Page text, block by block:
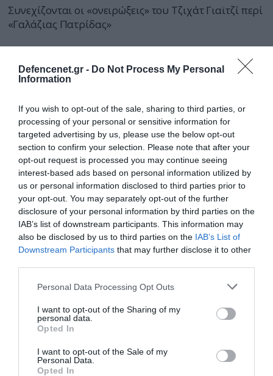
Defencenet.gr - Do Not Process My Personal
Information
If you wish to opt-out of the sale, sharing to third parties, or
processing of your personal or sensitive information for
targeted advertising by us, please use the below opt-out
section to confirm your selection. Please note that after your
opt-out request is processed you may continue seeing
interest-based ads based on personal information utilized by
us or personal information disclosed to third parties prior to
your opt-out. You may separately opt-out of the further
disclosure of your personal information by third parties on the
IAB’s list of downstream participants. This information may
also be disclosed by us to third parties on the IAB’s List of
Downstream Participants that may further disclose it to other
Please note that this website/app uses one or more Google
not limited to your visit or usage behaviour. You may click to
grant or deny consent to Google and its third-party tags to
use your data for below specified purposes in below Google
consent section.
Personal Data Processing Opt Outs
I want to opt-out of the Sharing of my
personal data.
Opted In
I want to opt-out of the Sale of my
Personal Data.
Opted In
Συνεχίζονται οι «ονειρώξεις» του Τζιχάτ Γιαϊτζί περί
«Γαλάζιας Πατρίδας»
10.01.2025 | 21:47
Μιντιακό παραλήρημα των Τούρκων: Η
άσκηση «Γαλάζια Πατρίδα» καταλήγει στο
σενάριο απόβασης σε ελληνικό νησί!
Οι Τούρκοι δημοσιογράφοι σε ρόλο κειμενογράφων...
έχουν ετοιμάσει ήδη αυτά που θα μετέδιδαν - Η